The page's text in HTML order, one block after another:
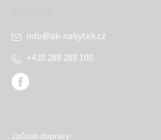
info@ak-nabytek.cz
+420 288 288 100
Způsob dopravy: